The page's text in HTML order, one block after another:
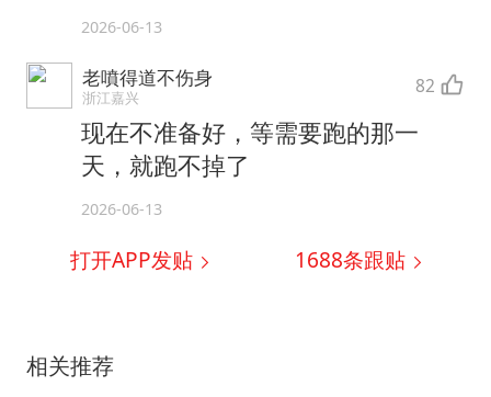
2026-06-13
老噴得道不伤身
浙江嘉兴 82
现在不准备好，等需要跑的那一
天，就跑不掉了
2026-06-13
打开APP发贴 1688条跟贴
相关推荐